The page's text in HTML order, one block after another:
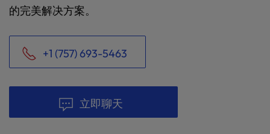
的完美解决方案。
+1 (757) 693-5463
立即聊天